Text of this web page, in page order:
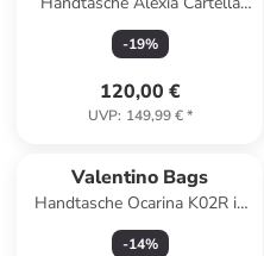
803 in Bianco/Cuoio
-19%
120,00 €
UVP: 149,99 €*
Valentino Bags
Handtasche Ocarina K02R in
Ecru
-14%